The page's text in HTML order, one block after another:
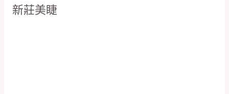
新莊美睫